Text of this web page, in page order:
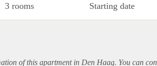
3 rooms Starting date
of this apartmentin Den Haag. You can